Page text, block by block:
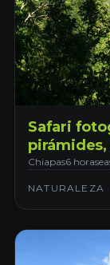
Safari
pirámides,
Chiapas6 horas
NATURALEZA